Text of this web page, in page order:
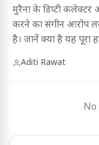
मुरैना के डिप्टी कलेक्टर
करने का संगीन आरोप
है। जानें क्या है यह पूरा
Aditi Rawat
No